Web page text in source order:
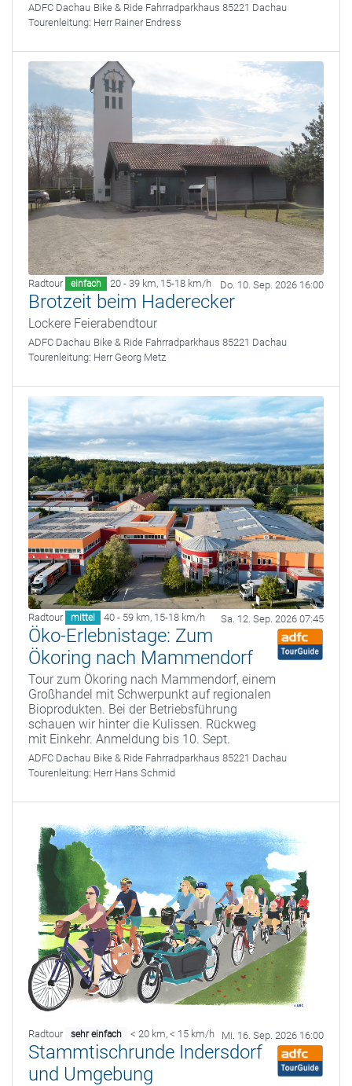
ADFC Dachau Bike & Ride Fahrradparkhaus 85221 Dachau
Tourenleitung: Herr Rainer Endress
Radtour einfach 20 - 39 km, 15-18 km/h Do. 10. Sep. 2026 16:00
Brotzeit beim Haderecker
Lockere Feierabendtour
ADFC Dachau Bike & Ride Fahrradparkhaus 85221 Dachau
Tourenleitung: Herr Georg Metz
Radtour mittel 40 - 59 km, 15-18 km/h Sa. 12. Sep. 2026 07:45
Öko-Erlebnistage: Zum
Ökoring nach Mammendorf
Tour zum Ökoring nach Mammendorf, einem
Großhandel mit Schwerpunkt auf regionalen
Bioprodukten. Bei der Betriebsführung
schauen wir hinter die Kulissen. Rückweg
mit Einkehr. Anmeldung bis 10. Sept.
ADFC Dachau Bike & Ride Fahrradparkhaus 85221 Dachau
Tourenleitung: Herr Hans Schmid
Radtour sehr einfach < 20 km, < 15 km/h Mi. 16. Sep. 2026 16:00
Stammtischrunde Indersdorf
und Umgebung